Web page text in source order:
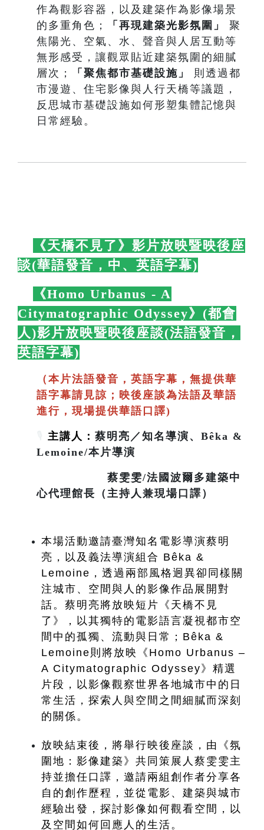
作為觀影容器，以及建築作為影像場景
的多重角色；
「再現建築光影氛圍」
聚
焦陽光、空氣、水、聲音與人居互動等
無形感受，讓觀眾貼近建築氛圍的細膩
層次；
「聚焦都市基礎設施」
則透過都
市漫遊、住宅影像與人行天橋等議題，
反思城市基礎設施如何形塑集體記憶與
日常經驗。
《天橋不見了》影片放映暨映後座
談(華語發音，中、英語字幕)
《Homo Urbanus - A
Citymatographic Odyssey》(都會
人)影片放映暨映後座談(法語發音，
英語字幕)
（本片法語發音，英語字幕，無提供華
語字幕請見諒；映後座談為法語及華語
進行，現場提供華語口譯)
主講人： 蔡明亮／知名導演、Bêka &
Lemoine/本片導演
蔡雯雯/法國波爾多建築中
心代理館長（主持人兼現場口譯）
本場活動邀請臺灣知名電影導演蔡明
亮，以及義法導演組合 Bêka &
Lemoine，透過兩部風格迥異卻同樣關
注城市、空間與人的影像作品展開對
話。蔡明亮將放映短片《天橋不見
了》，以其獨特的電影語言凝視都市空
間中的孤獨、流動與日常；Bêka &
Lemoine則將放映《Homo Urbanus –
A Citymatographic Odyssey》精選
片段，以影像觀察世界各地城市中的日
常生活，探索人與空間之間細膩而深刻
的關係。
放映結束後，將舉行映後座談，由《氛
圍地：影像建築》共同策展人蔡雯雯主
持並擔任口譯，邀請兩組創作者分享各
自的創作歷程，並從電影、建築與城市
經驗出發，探討影像如何觀看空間，以
及空間如何回應人的生活。